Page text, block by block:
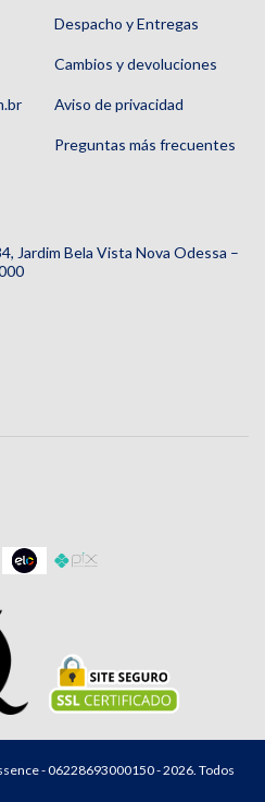
Despacho y Entregas
Cambios y devoluciones
Aviso de privacidad
Preguntas más frecuentes
Jardim Bela Vista Nova Odessa –
- 06228693000150 - 2026. Todos